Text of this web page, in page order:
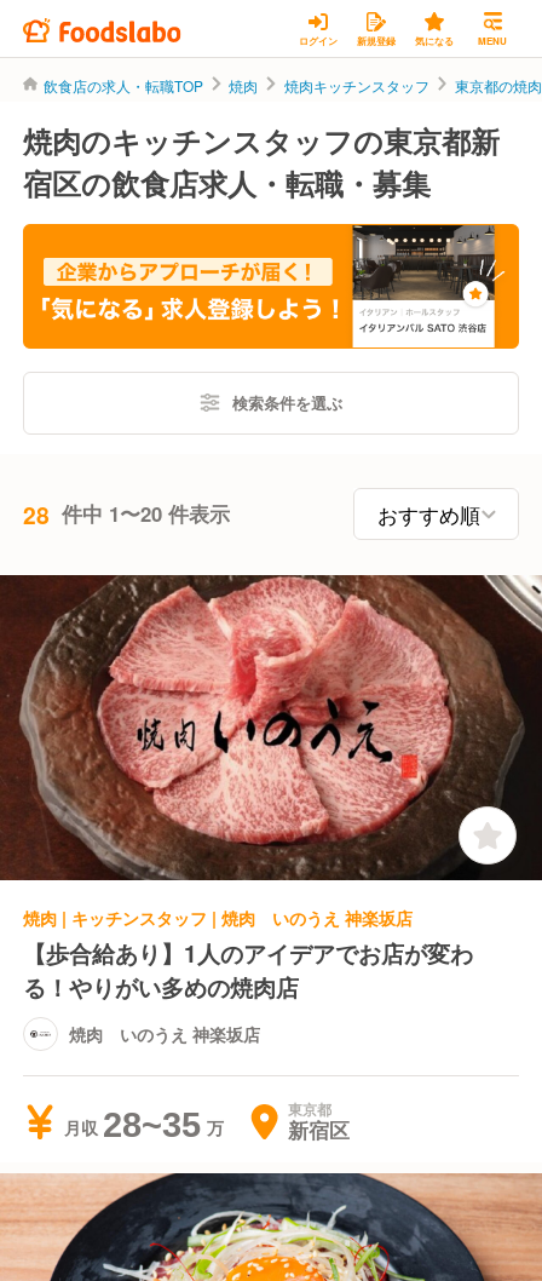
ログイン 新規登録 気になる MENU
飲食店の求人・転職TOP 焼肉 焼肉キッチンスタッフ 東京都の焼
焼肉のキッチンスタッフの東京都新
宿区の飲食店求人・転職・募集
検索条件を選ぶ
28 件中 1〜20 件表示
焼肉 | キッチンスタッフ | 焼肉 いのうえ 神楽坂店
【歩合給あり】1人のアイデアでお店が変わ
る！やりがい多めの焼肉店
焼肉 いのうえ 神楽坂店
月収 28~35 東京都
新宿区